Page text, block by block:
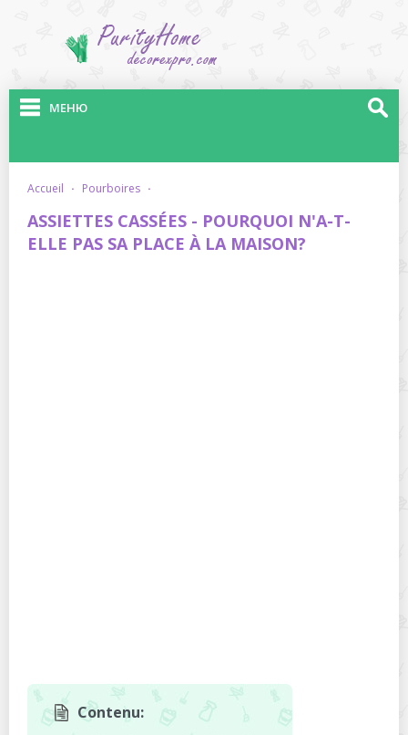
МЕНЮ
accueil · pourboires ·
ASSIETTES CASSÉES - POURQUOI N'A-T-
ELLE PAS SA PLACE À LA MAISON?
Contenu: